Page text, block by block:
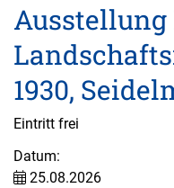
Ausstellung
1930,
Eintritt frei
Datum:
25.08.2026